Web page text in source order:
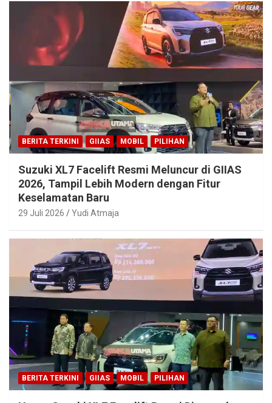
BERITA TERKINI GIIAS MOBIL PILIHAN
Suzuki XL7 Facelift Resmi Meluncur di GIIAS
2026, Tampil Lebih Modern dengan Fitur
Keselamatan Baru
29 Juli 2026 Yudi Atmaja
BERITA TERKINI GIIAS MOBIL PILIHAN